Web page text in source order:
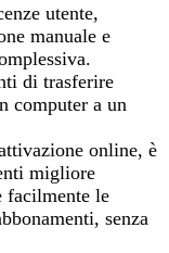
utente,
manuale e
di trasferire
computer a un
online, è
migliore
facilmente le
senza